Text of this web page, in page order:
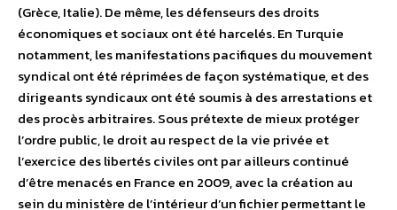
(Grèce, Italie). De même, les défenseurs des droits
économiques et sociaux ont été harcelés. En Turquie
notamment, les manifestations pacifiques du mouvement
syndical ont été réprimées de façon systématique, et des
dirigeants syndicaux ont été soumis à des arrestations et
des procès arbitraires. Sous prétexte de mieux protéger
l’ordre public, le droit au respect de la vie privée et
l’exercice des libertés civiles ont par ailleurs continué
d’être menacés en France en 2009, avec la création au
sein du ministère de l’intérieur d’un fichier permettant le